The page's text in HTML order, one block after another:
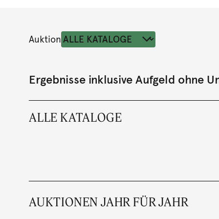
Auktion
Ergebnisse inklusive Aufgeld ohne
ALLE KATALOGE
AUKTIONEN JAHR FÜR JAHR